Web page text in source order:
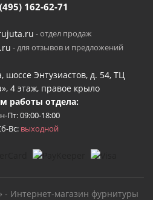
162-62-71
- отдел продаж
- для отзывов и предложений
шоссе Энтузиастов, д. 54, ТЦ
4 этаж, правое крыло
работы отдела:
Пт: 09:00-18:00
Вс: выходной
Интернет-магазин фурнитуры